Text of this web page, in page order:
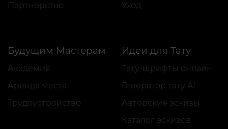
Партнёрство
Уход
Будущим Мастерам
Академия
Аренда места
Трудоустройство
Идеи для Тату
Тату-шрифты онлайн
Генератор тату AI
Авторские эскизы
Каталог эскизов